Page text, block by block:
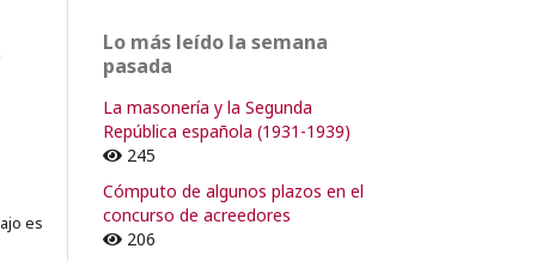
es
Lo más leído la semana
pasada
La masonería y la Segunda
República española (1931-1939)
245
Cómputo de algunos plazos en el
concurso de acreedores
206